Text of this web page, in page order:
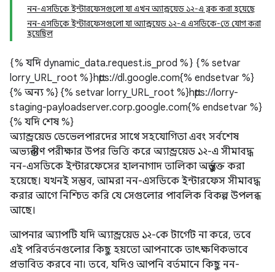
নন-এসডিকে ইন্টারফেসগুলো যা এখন অ্যান্ড্রয়েড ১২-এ ব্লক করা হয়েছে
নন-এসডিকে ইন্টারফেসগুলো যা অ্যান্ড্রয়েড ১২-এ এসডিকে-তে যোগ করা
হয়েছিল
{% যদি dynamic_data.request.is_prod %} {% setvar
lorry_URL_root %}https://dl.google.com{% endsetvar %}
{% অন্য %} {% setvar lorry_URL_root %}https://lorry-
staging-payloadserver.corp.google.com{% endsetvar %}
{% যদি শেষ %}
অ্যান্ড্রয়েড ডেভেলপারদের সাথে সহযোগিতা এবং সর্বশেষ
অভ্যন্তরীণ পরীক্ষার উপর ভিত্তি করে অ্যান্ড্রয়েড ১২-এ সীমাবদ্ধ
নন-এসডিকে ইন্টারফেসের হালনাগাদ তালিকা অন্তর্ভুক্ত করা
হয়েছে। যখনই সম্ভব, আমরা নন-এসডিকে ইন্টারফেস সীমাবদ্ধ
করার আগে নিশ্চিত করি যে সেগুলোর পাবলিক বিকল্প উপলব্ধ
আছে।
আপনার অ্যাপটি যদি অ্যান্ড্রয়েড ১২-কে টার্গেট না করে, তবে
এই পরিবর্তনগুলোর কিছু হয়তো আপনাকে তাৎক্ষণিকভাবে
প্রভাবিত করবে না। তবে, যদিও আপনি বর্তমানে কিছু নন-